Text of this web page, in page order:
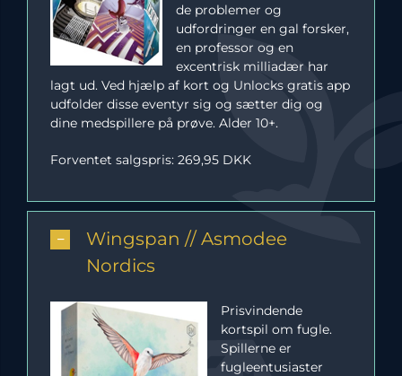
de problemer og
udfordringer en gal forsker,
en professor og en
excentrisk milliadær har
lagt ud. Ved hjælp af kort og Unlocks gratis app
udfolder disse eventyr sig og sætter dig og
dine medspillere på prøve. Alder 10+.
Forventet salgspris: 269,95 DKK
Wingspan // Asmodee
Nordics
Prisvindende
kortspil om fugle.
Spillerne er
fugleentusiaster